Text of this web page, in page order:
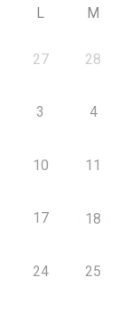
L M
27 28
3 4
10 11
17 18
24 25